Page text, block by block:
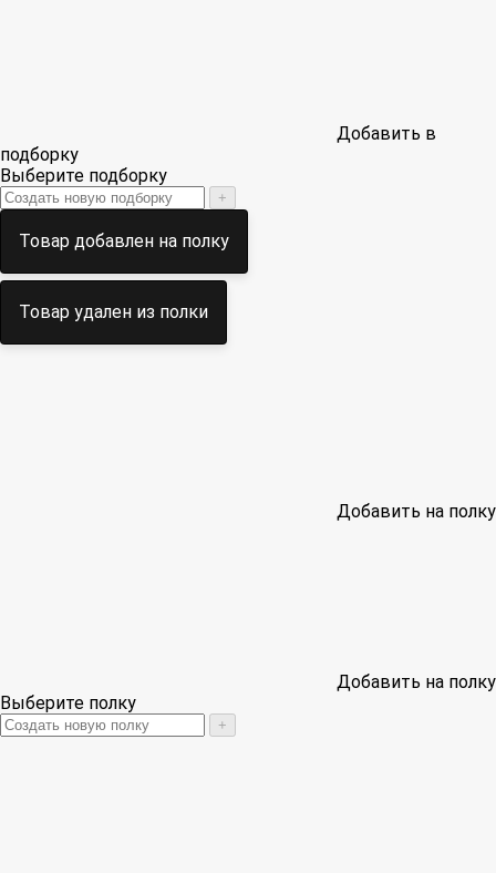
Добавить в
подборку
Выберите подборку
+
Товар добавлен на полку
Товар удален из полки
Добавить на полку
Добавить на полку
Выберите полку
+